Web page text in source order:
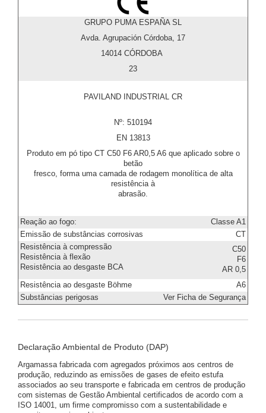
GRUPO PUMA ESPAÑA SL
Avda. Agrupación Córdoba, 17
14014 CÓRDOBA
23
PAVILAND INDUSTRIAL CR
Nº: 510194
EN 13813
Produto em pó tipo CT C50 F6 AR0,5 A6 que aplicado sobre o
betão
fresco, forma uma camada de rodagem monolítica de alta
resistência à
abrasão.
Reação ao fogo:
Classe A1
Emissão de substâncias corrosivas
CT
Resistência à compressão
Resistência à flexão
Resistência ao desgaste BCA
C50
F6
AR 0,5
Resistência ao desgaste Böhme
A6
Substâncias perigosas
Ver Ficha de Segurança
Declaração Ambiental de Produto (DAP)
Argamassa fabricada com agregados próximos aos centros de
produção, reduzindo as emissões de gases de efeito estufa
associados ao seu transporte e fabricada em centros de produção
com sistemas de Gestão Ambiental certificados de acordo com a
ISO 14001, um firme compromisso com a sustentabilidade e